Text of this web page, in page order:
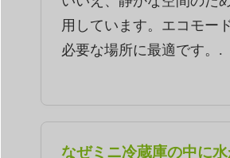
用しています。エコモー
必要な場所に最適です。.
なぜミニ冷蔵庫の中に